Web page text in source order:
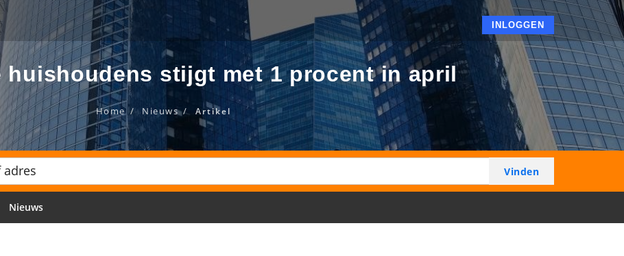
INLOGGEN
huishoudens stijgt met 1 procent in april
Home Nieuws Artikel
Nieuws